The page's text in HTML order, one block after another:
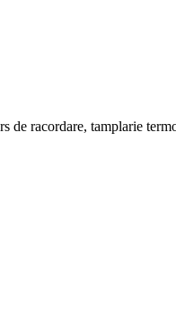
racordare, tamplarie